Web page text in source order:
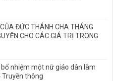
ĐỨC THÁNH CHA THÁNG
CHO CÁC GIÁ TRỊ TRONG
nhiệm một nữ giáo dân làm
thông